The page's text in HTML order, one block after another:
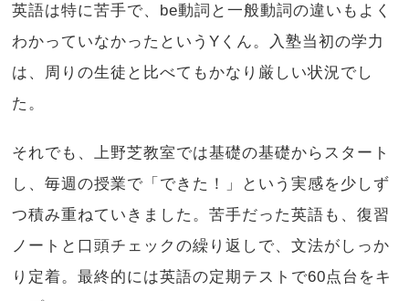
英語は特に苦手で、be動詞と一般動詞の違いもよく
わかっていなかったというYくん。入塾当初の学力
は、周りの生徒と比べてもかなり厳しい状況でし
た。
それでも、上野芝教室では基礎の基礎からスタート
し、毎週の授業で「できた！」という実感を少しず
つ積み重ねていきました。苦手だった英語も、復習
ノートと口頭チェックの繰り返しで、文法がしっか
り定着。最終的には英語の定期テストで60点台をキ